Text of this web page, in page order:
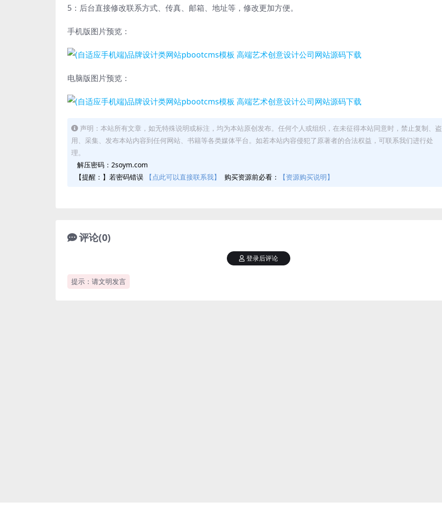
5：后台直接修改联系方式、传真、邮箱、地址等，修改更加方便。
手机版图片预览：
电脑版图片预览：
声明：本站所有文章，如无特殊说明或标注，均为本站原创发布。任何个人或组织，在未征得本站同意时，禁止复制、盗
用、采集、发布本站内容到任何网站、书籍等各类媒体平台。如若本站内容侵犯了原著者的合法权益，可联系我们进行处
理。
解压密码：2soym.com
【提醒：】若密码错误
【点此可以直接联系我】 购买资源前必看： 【资源购买说明】
评论(0)
提示：请文明发言
登录后评论